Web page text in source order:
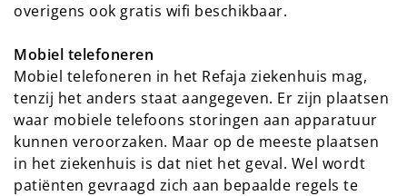
overigens ook gratis wifi beschikbaar.
Mobiel telefoneren
Mobiel telefoneren in het Refaja ziekenhuis mag,
tenzij het anders staat aangegeven. Er zijn plaatsen
waar mobiele telefoons storingen aan apparatuur
kunnen veroorzaken. Maar op de meeste plaatsen
in het ziekenhuis is dat niet het geval. Wel wordt
patiënten gevraagd zich aan bepaalde regels te